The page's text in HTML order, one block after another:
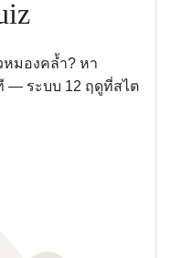
หมองคล้ำ? หา
— ระบบ 12 ฤดูที่สไต